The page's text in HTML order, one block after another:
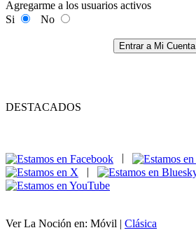
Agregarme a los usuarios activos
Si
No
Entrar a Mi Cuenta
DESTACADOS
|
Ver La Noción en: Móvil | Clásica